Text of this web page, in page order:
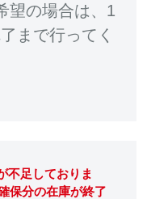
望の場合は、1
まで行ってく
不足しておりま
保分の在庫が終了